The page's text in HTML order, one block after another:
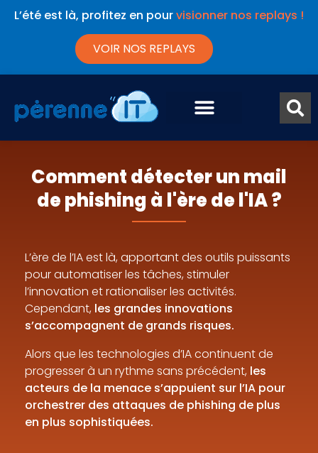
L’été est là, profitez en pourvisionner nos replays !
VOIR NOS REPLAYS
Comment détecter un mail
de phishing à l'ère de l'IA ?
L’ère de l’IA est là, apportant des outils puissants
pour automatiser les tâches, stimuler
l’innovation et rationaliser les activités.
Cependant, les grandes innovations
s’accompagnent de grands risques.
Alors que les technologies d’IA continuent de
progresser à un rythme sans précédent, les
acteurs de la menace s’appuient sur l’IA pour
orchestrer des attaques de phishing de plus
en plus sophistiquées.